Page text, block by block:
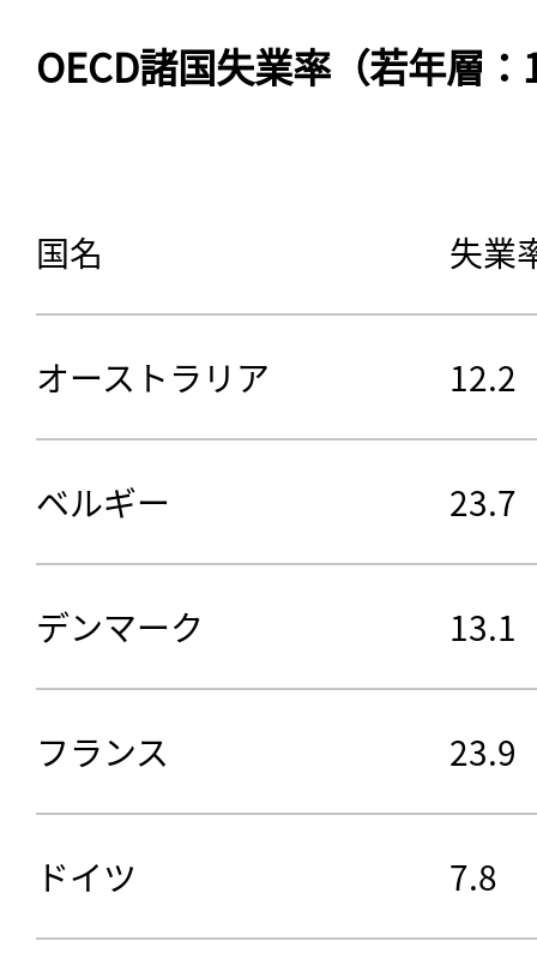
OECD諸国失業率（若年層
国名 失業
オーストラリア 12.2
ベルギー 23.7
デンマーク 13.1
フランス 23.9
ドイツ 7.8